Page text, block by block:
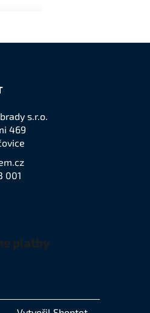
s.r.o.
469
001
platby